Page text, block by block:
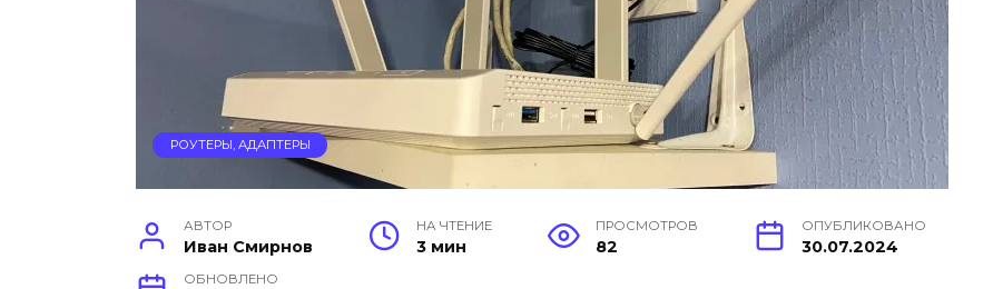
РОУТЕРЫ, АДАПТЕРЫ
АВТОР
Иван Смирнов
НА ЧТЕНИЕ
3 мин
ПРОСМОТРОВ
82
ОПУБЛИКОВАНО
30.07.2024
ОБНОВЛЕНО